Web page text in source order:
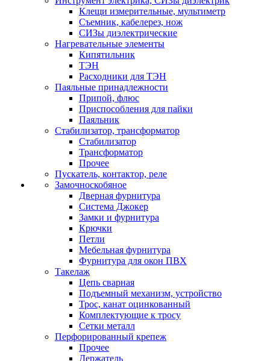
Клещи измерительные, мультиметр
Съемник, кабелерез, нож
СИЗы диэлектрические
Нагревательные элементы
Кипятильник
ТЭН
Расходники для ТЭН
Паяльные принадлежности
Припой, флюс
Приспособления для пайки
Паяльник
Стабилизатор, трансформатор
Стабилизатор
Трансформатор
Прочее
Пускатель, контактор, реле
Замочноскобяное
Дверная фурнитура
Система Джокер
Замки и фурнитура
Крючки
Петли
Мебельная фурнитура
Фурнитура для окон ПВХ
Такелаж
Цепь сварная
Подъемный механизм, устройство
Трос, канат оцинкованный
Комплектующие к тросу
Сетки металл
Перфорированный крепеж
Прочее
Держатель